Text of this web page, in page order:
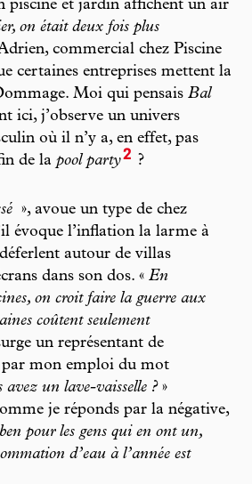
piscine et jardin affichent un air
on était deux fois plus
commercial chez Piscine
certaines entreprises mettent la
Moi qui pensais Bal
ici, j’observe un univers
où il n’y a, en effet, pas
de la pool party2 ?
», avoue un type de chez
évoque l’inflation la larme à
autour de villas
dans son dos. « En
on croit faire la guerre aux
coûtent seulement
un représentant de
par mon emploi du mot
avez un lave-vaisselle ?»
je réponds par la négative,
pour les gens qui en ont un,
d’eau à l’année est